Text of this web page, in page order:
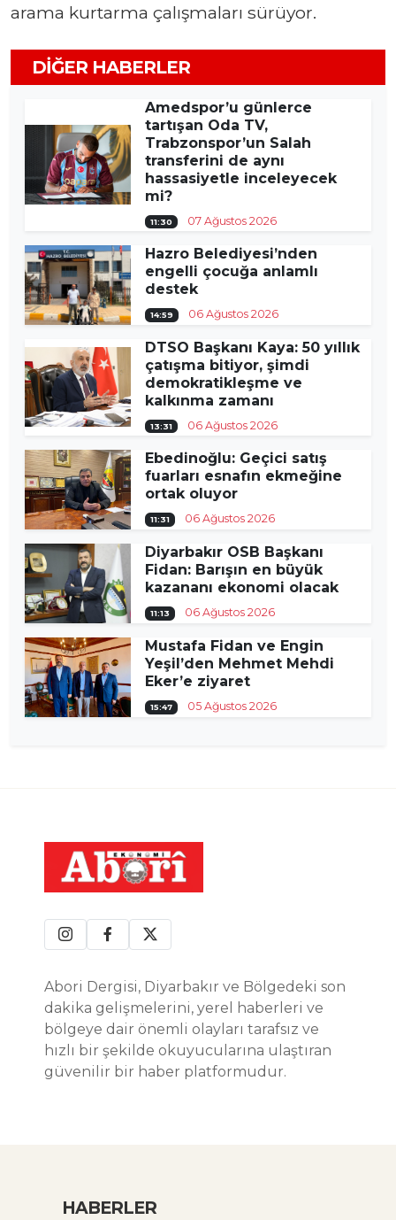
arama kurtarma çalışmaları sürüyor.
DIĞER HABERLER
Amedspor’u günlerce
tartışan Oda TV,
Trabzonspor’un Salah
transferini de aynı
hassasiyetle inceleyecek
mi?
11:30 07 Ağustos 2026
Hazro Belediyesi’nden
engelli çocuğa anlamlı
destek
14:59 06 Ağustos 2026
DTSO Başkanı Kaya: 50 yıllık
çatışma bitiyor, şimdi
demokratikleşme ve
kalkınma zamanı
13:31 06 Ağustos 2026
Ebedinoğlu: Geçici satış
fuarları esnafın ekmeğine
ortak oluyor
11:31 06 Ağustos 2026
Diyarbakır OSB Başkanı
Fidan: Barışın en büyük
kazananı ekonomi olacak
11:13 06 Ağustos 2026
Mustafa Fidan ve Engin
Yeşil’den Mehmet Mehdi
Eker’e ziyaret
15:47 05 Ağustos 2026
Abori Dergisi, Diyarbakır ve Bölgedeki son
dakika gelişmelerini, yerel haberleri ve
bölgeye dair önemli olayları tarafsız ve
hızlı bir şekilde okuyucularına ulaştıran
güvenilir bir haber platformudur.
HABERLER